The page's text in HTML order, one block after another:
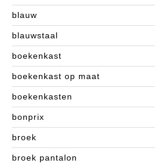
blauw
blauwstaal
boekenkast
boekenkast op maat
boekenkasten
bonprix
broek
broek pantalon